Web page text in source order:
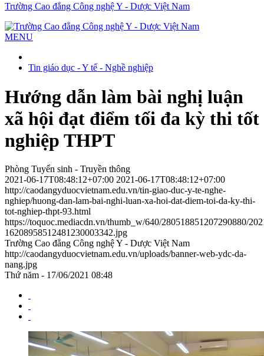
Trường Cao đẳng Công nghệ Y - Dược Việt Nam
MENU
Tin giáo dục - Y tế - Nghề nghiệp
Hướng dẫn làm bài nghị luận
xã hội đạt điểm tối đa kỳ thi tốt
nghiệp THPT
Phòng Tuyển sinh - Truyền thông
2021-06-17T08:48:12+07:00 2021-06-17T08:48:12+07:00
http://caodangyduocvietnam.edu.vn/tin-giao-duc-y-te-nghe-
nghiep/huong-dan-lam-bai-nghi-luan-xa-hoi-dat-diem-toi-da-ky-thi-
tot-nghiep-thpt-93.html
https://toquoc.mediacdn.vn/thumb_w/640/280518851207290880/
16208958512481230003342.jpg
Trường Cao đẳng Công nghệ Y - Dược Việt Nam
http://caodangyduocvietnam.edu.vn/uploads/banner-web-ydc-da-
nang.jpg
Thứ năm - 17/06/2021 08:48